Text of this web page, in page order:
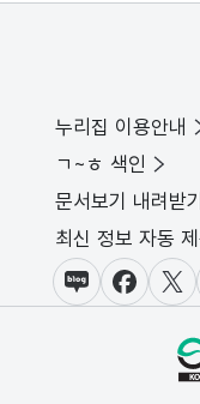
누리집 이용안내
ㄱ~ㅎ 색인
문서보기 내려받기
최신 정보 자동
블로그페이스북
X(트